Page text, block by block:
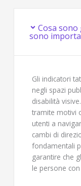
Cosa
sono
Gli indicatori
negli spazi
disabilità
tramite motivi
utenti a
cambi di
fondamentali
garantire che
le persone